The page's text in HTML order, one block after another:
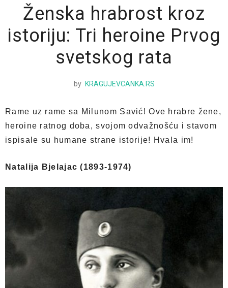
Ženska hrabrost kroz
istoriju: Tri heroine Prvog
svetskog rata
by KRAGUJEVCANKA.RS
Rame uz rame sa Milunom Savić! Ove hrabre žene,
heroine ratnog doba, svojom odvažnošću i stavom
ispisale su humane strane istorije! Hvala im!
Natalija Bjelajac (1893-1974)